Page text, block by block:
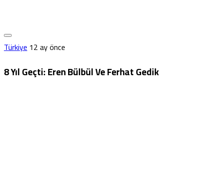
Türkiye12 ay önce
8 Yıl Geçti: Eren Bülbül Ve Ferhat Gedik